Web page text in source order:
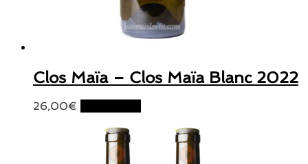
Clos Maïa – Clos Maïa Blanc 2022
26,00€